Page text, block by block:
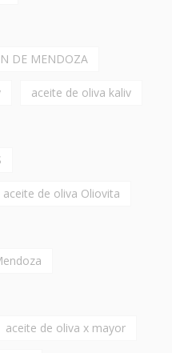
DE MENDOZA
aceite de oliva kaliv
aceite de oliva Oliovita
aceite de oliva x mayor